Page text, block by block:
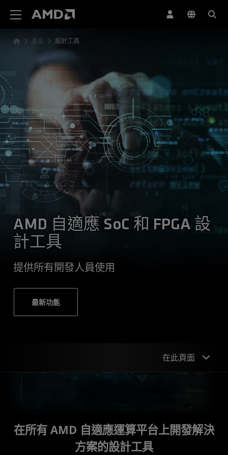
產品 設計工具
AMD 自適應 SoC 和 FPGA 設
計工具
提供所有開發人員使用
最新功能
在此頁面
Vitis
在所有 AMD 自適應運算平台上開發解決
方案的設計工具